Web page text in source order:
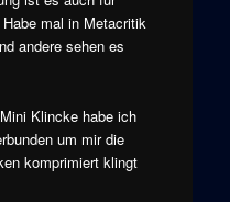
mal in Metacritik
andere sehen es
Klincke habe ich
um mir die
komprimiert klingt